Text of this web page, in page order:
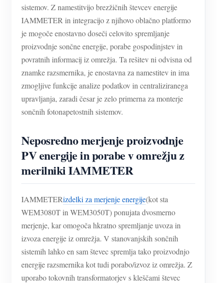
sistemov. Z namestitvijo brezžičnih števcev energije
IAMMETER in integracijo z njihovo oblačno platformo
je mogoče enostavno doseči celovito spremljanje
proizvodnje sončne energije, porabe gospodinjstev in
povratnih informacij iz omrežja. Ta rešitev ni odvisna od
znamke razsmernika, je enostavna za namestitev in ima
zmogljive funkcije analize podatkov in centraliziranega
upravljanja, zaradi česar je zelo primerna za monterje
sončnih fotonapetostnih sistemov.
Neposredno merjenje proizvodnje
PV energije in porabe v omrežju z
merilniki IAMMETER
IAMMETERizdelki za merjenje energije(kot sta
WEM3080T in WEM3050T) ponujata dvosmerno
merjenje, kar omogoča hkratno spremljanje uvoza in
izvoza energije iz omrežja. V stanovanjskih sončnih
sistemih lahko en sam števec spremlja tako proizvodnjo
energije razsmernika kot tudi porabo/izvoz iz omrežja. Z
uporabo tokovnih transformatorjev s kleščami števec